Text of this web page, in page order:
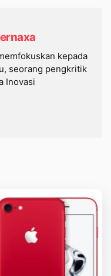
kepada
seorang pengkritik
Inovasi